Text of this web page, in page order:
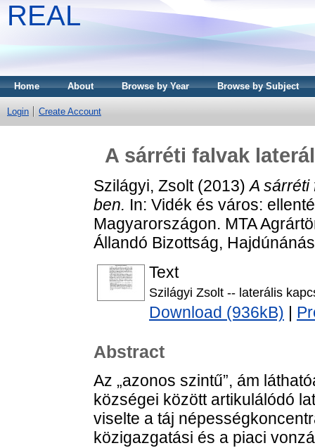
REAL
Home About Browse by Year Browse by Subject
Login Create Account
A sárréti falvak
Szilágyi, Zsolt(2013)A sárréti
ben. In: Vidék és város:
Magyarországon. MTA
Állandó Bizottság,
Text
Szilágyi Zsolt -- laterális
Download (936kB)
Abstract
Az „azonos szintű”, ám
községei között artikulálódó
viselte a táj
közigazgatási és a piaci